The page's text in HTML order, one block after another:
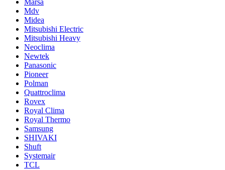
Marsa
Mdv
Midea
Mitsubishi Electric
Mitsubishi Heavy
Neoclima
Newtek
Panasonic
Pioneer
Polman
Quattroclima
Rovex
Royal Clima
Royal Thermo
Samsung
SHIVAKI
Shuft
Systemair
TCL